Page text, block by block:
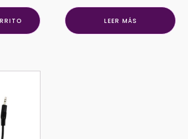
LEER MÁS